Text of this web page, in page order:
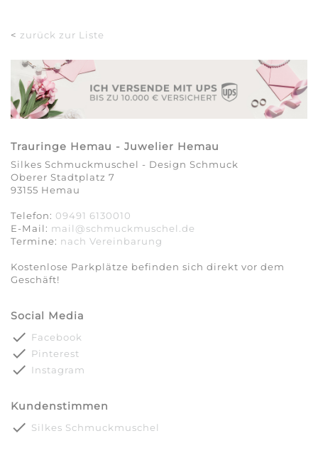
< zurück zur Liste
Trauringe Hemau - Juwelier Hemau
Silkes Schmuckmuschel - Design Schmuck
Oberer Stadtplatz 7
93155 Hemau
Telefon: 09491 6130010
E-Mail: mail@schmuckmuschel.de
Termine: nach Vereinbarung​​​​​​​
Kostenlose Parkplätze befinden sich direkt vor dem
Geschäft!
Social Media
done Facebook
done Pinterest
done Instagram
Kundenstimmen
done Silkes Schmuckmuschel